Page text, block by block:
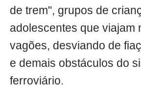
de trem", grupos de
adolescentes que viajam
vagões, desviando de
e demais obstáculos do
ferroviário.